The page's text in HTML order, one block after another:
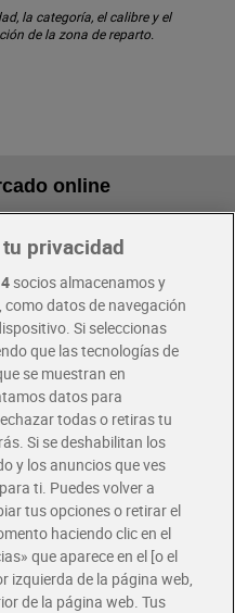
la categoría, el calibre y el
de la zona de reparto.
online
a 100€
tu tienda más cercana
privacidad
4socios almacenamos y
datos de navegación
Si seleccionas
que las tecnologías de
se muestran en
datos para
todas o retiras tu
Si se deshabilitan los
y los anuncios que ves
ti. Puedes volver a
tus opciones o retirar el
haciendo clic en el
que aparece en el [o el
izquierda de la página web,
de la página web. Tus